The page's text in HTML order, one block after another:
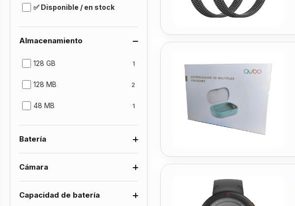
✅ Disponible / en stock
Almacenamiento
128 GB 1
128 MB 2
48 MB 1
Batería
Cámara
Capacidad de batería